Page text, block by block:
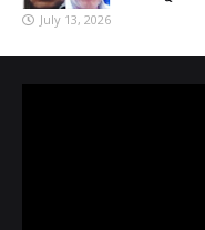
July 13, 2026